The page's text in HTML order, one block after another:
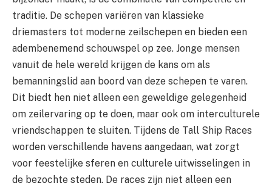
traditie. De schepen variëren van klassieke
driemasters tot moderne zeilschepen en bieden een
adembenemend schouwspel op zee. Jonge mensen
vanuit de hele wereld krijgen de kans om als
bemanningslid aan boord van deze schepen te varen.
Dit biedt hen niet alleen een geweldige gelegenheid
om zeilervaring op te doen, maar ook om interculturele
vriendschappen te sluiten. Tijdens de Tall Ship Races
worden verschillende havens aangedaan, wat zorgt
voor feestelijke sferen en culturele uitwisselingen in
de bezochte steden. De races zijn niet alleen een